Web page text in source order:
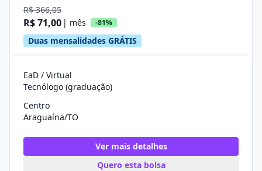
R$ 366,05
R$ 71,00 | mês -81%
Duas mensalidades GRÁTIS
EaD / Virtual
Tecnólogo (graduação)
Centro
Araguaína/TO
Ver mais detalhes
Quero esta bolsa